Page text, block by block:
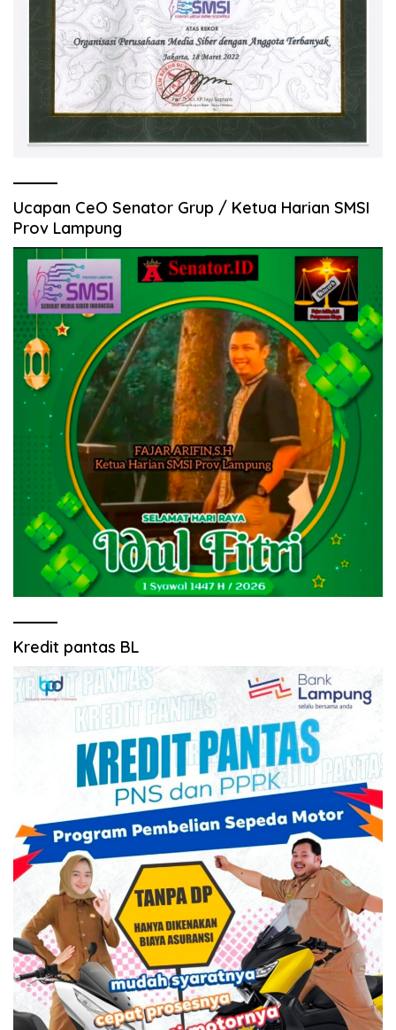
Ucapan CeO Senator Grup / Ketua Harian SMSI
Prov Lampung
Kredit pantas BL